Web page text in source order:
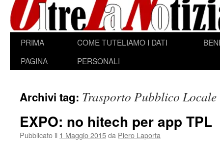
PRIMA
PAGINA
COME TUTELIAMO I DATI
PERSONALI
Archivi tag: Trasporto Pubblico Locale
EXPO: no hitech per app TPL
Pubblicato il 1 Maggio 2015da Piero Laporta